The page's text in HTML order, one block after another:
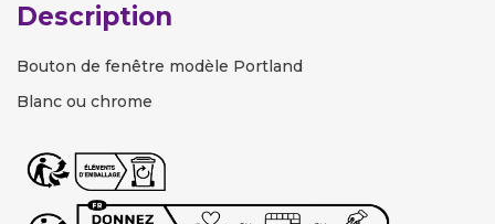
Description
Bouton de fenêtre modèle Portland
Blanc ou chrome